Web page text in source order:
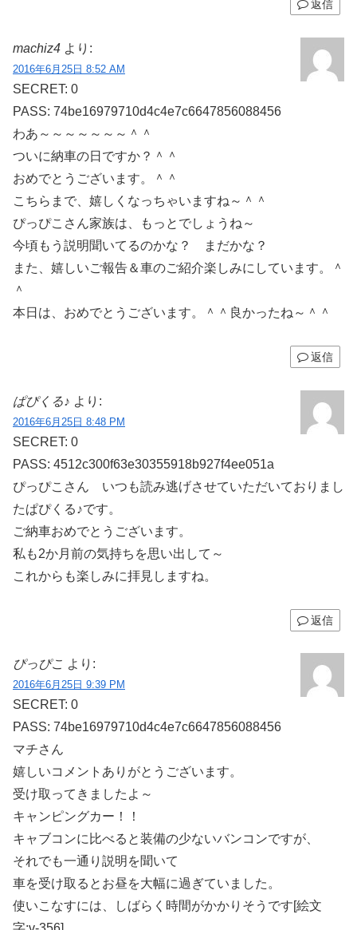
返信
machiz4 より:
2016年6月25日 8:52 AM
SECRET: 0
PASS: 74be16979710d4c4e7c6647856088456
わあ～～～～～～～＾＾
ついに納車の日ですか？＾＾
おめでとうございます。＾＾
こちらまで、嬉しくなっちゃいますね～＾＾
ぴっぴこさん家族は、もっとでしょうね～
今頃もう説明聞いてるのかな？ まだかな？
また、嬉しいご報告＆車のご紹介楽しみにしています。＾
＾
本日は、おめでとうございます。＾＾良かったね～＾＾
返信
ぱぴくる♪ より:
2016年6月25日 8:48 PM
SECRET: 0
PASS: 4512c300f63e30355918b927f4ee051a
ぴっぴこさん いつも読み逃げさせていただいておりまし
たぱぴくる♪です。
ご納車おめでとうございます。
私も2か月前の気持ちを思い出して～
これからも楽しみに拝見しますね。
返信
ぴっぴこ より:
2016年6月25日 9:39 PM
SECRET: 0
PASS: 74be16979710d4c4e7c6647856088456
マチさん
嬉しいコメントありがとうございます。
受け取ってきましたよ～
キャンピングカー！！
キャブコンに比べると装備の少ないバンコンですが、
それでも一通り説明を聞いて
車を受け取るとお昼を大幅に過ぎていました。
使いこなすには、しばらく時間がかかりそうです[絵文